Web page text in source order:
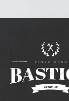
поэтому
выглядит на